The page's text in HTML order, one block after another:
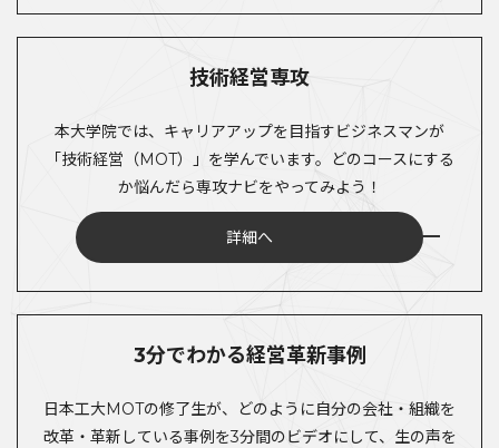
技術経営専攻
本大学院では、キャリアアップを目指すビジネスマンが
「技術経営（MOT）」を学んでいます。どのコースにする
か悩んだら専攻ナビをやってみよう！
詳細へ
3分でわかる経営革新事例
日本工大MOTの修了生が、どのように自分の会社・組織を
改革・革新している事例を3分間のビデオにして、生の声を